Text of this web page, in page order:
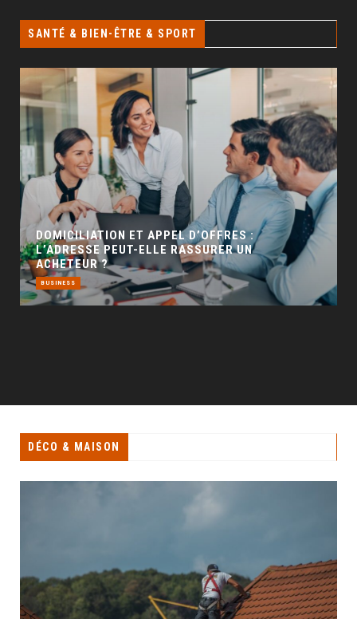
SANTÉ & BIEN-ÊTRE & SPORT
GÉO SEO : UN LEVIER INCONTOURNABLE POUR
LA VISIBILITÉ LOCALE
BUSINESS
DÉCO & MAISON